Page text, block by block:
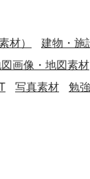
材） 建物・施
画像・地図素材
写真素材 勉